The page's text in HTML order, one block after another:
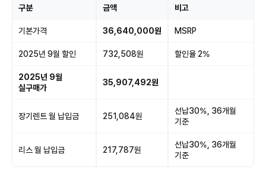
구분 금액 비고
기본가격 36,640,000원 MSRP
2025년 9월 할인 732,508원 할인율 2%
2025년 9월
실구매가
35,907,492원
장기렌트 월 납입금 251,084원
선납30%, 36개월
기준
리스 월 납입금 217,787원
선납30%, 36개월
기준